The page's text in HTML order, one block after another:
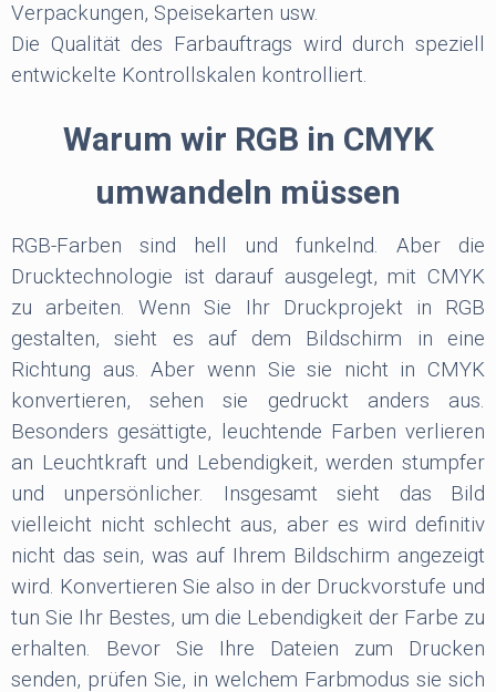
Verpackungen, Speisekarten usw.
Die Qualität des Farbauftrags wird durch speziell
entwickelte Kontrollskalen kontrolliert.
Warum wir RGB in CMYK
umwandeln müssen
RGB-Farben sind hell und funkelnd. Aber die
Drucktechnologie ist darauf ausgelegt, mit CMYK
zu arbeiten. Wenn Sie Ihr Druckprojekt in RGB
gestalten, sieht es auf dem Bildschirm in eine
Richtung aus. Aber wenn Sie sie nicht in CMYK
konvertieren, sehen sie gedruckt anders aus.
Besonders gesättigte, leuchtende Farben verlieren
an Leuchtkraft und Lebendigkeit, werden stumpfer
und unpersönlicher. Insgesamt sieht das Bild
vielleicht nicht schlecht aus, aber es wird definitiv
nicht das sein, was auf Ihrem Bildschirm angezeigt
wird. Konvertieren Sie also in der Druckvorstufe und
tun Sie Ihr Bestes, um die Lebendigkeit der Farbe zu
erhalten. Bevor Sie Ihre Dateien zum Drucken
senden, prüfen Sie, in welchem Farbmodus sie sich